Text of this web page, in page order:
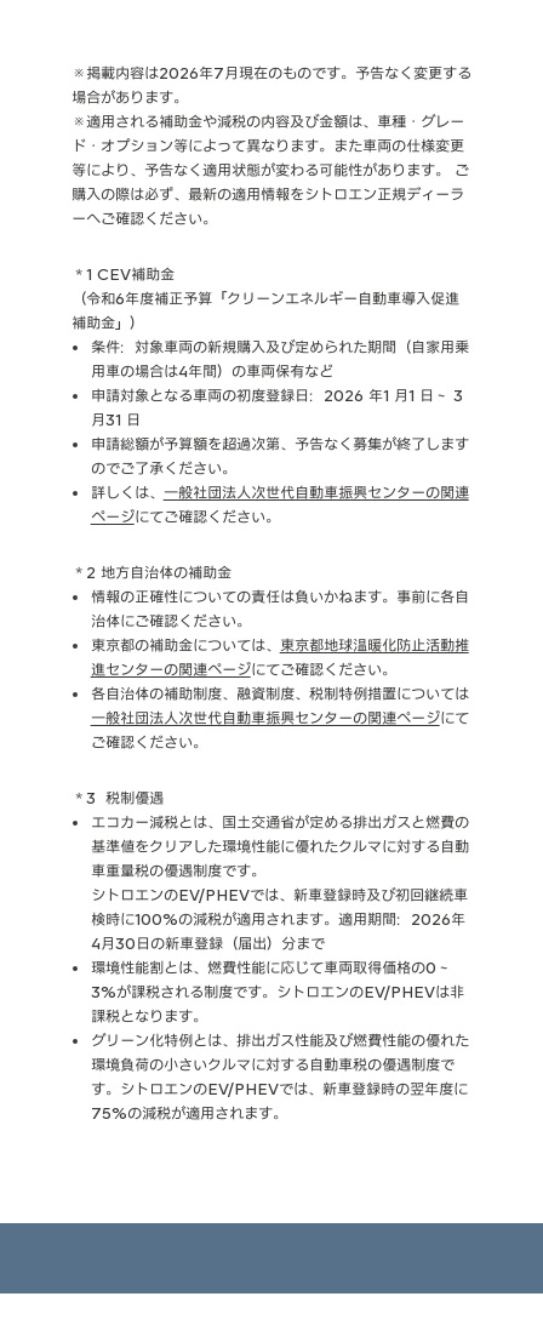
※掲載内容は2026年7月現在のものです。予告なく変更する
場合があります。
※適用される補助金や減税の内容及び金額は、車種・グレー
ド・オプション等によって異なります。また車両の仕様変更
等により、予告なく適用状態が変わる可能性があります。 ご
購入の際は必ず、最新の適用情報をシトロエン正規ディーラ
ーへご確認ください。
＊1 CEV補助金
（令和6年度補正予算「クリーンエネルギー自動車導入促進
補助金」）
条件：対象車両の新規購入及び定められた期間（自家用乗
用車の場合は4年間）の車両保有など
申請対象となる車両の初度登録日：2026 年1 月1 日～ 3
月31 日
申請総額が予算額を超過次第、予告なく募集が終了します
のでご了承ください。
詳しくは、 一般社団法人次世代自動車振興センターの関連
ページにてご確認ください。
＊2 地方自治体の補助金
情報の正確性についての責任は負いかねます。事前に各自
治体にご確認ください。
東京都の補助金については、 東京都地球温暖化防止活動推
進センターの関連ページにてご確認ください。
各自治体の補助制度、融資制度、税制特例措置については
一般社団法人次世代自動車振興センターの関連ページにて
ご確認ください。
＊3 税制優遇
エコカー減税とは、国土交通省が定める排出ガスと燃費の
基準値をクリアした環境性能に優れたクルマに対する自動
車重量税の優遇制度です。
シトロエンのEV/PHEVでは、新車登録時及び初回継続車
検時に100%の減税が適用されます。適用期間：2026年
4月30日の新車登録（届出）分まで
環境性能割とは、燃費性能に応じて車両取得価格の0～
3%が課税される制度です。シトロエンのEV/PHEVは非
課税となります。
グリーン化特例とは、排出ガス性能及び燃費性能の優れた
環境負荷の小さいクルマに対する自動車税の優遇制度で
す。シトロエンのEV/PHEVでは、新車登録時の翌年度に
75%の減税が適用されます。